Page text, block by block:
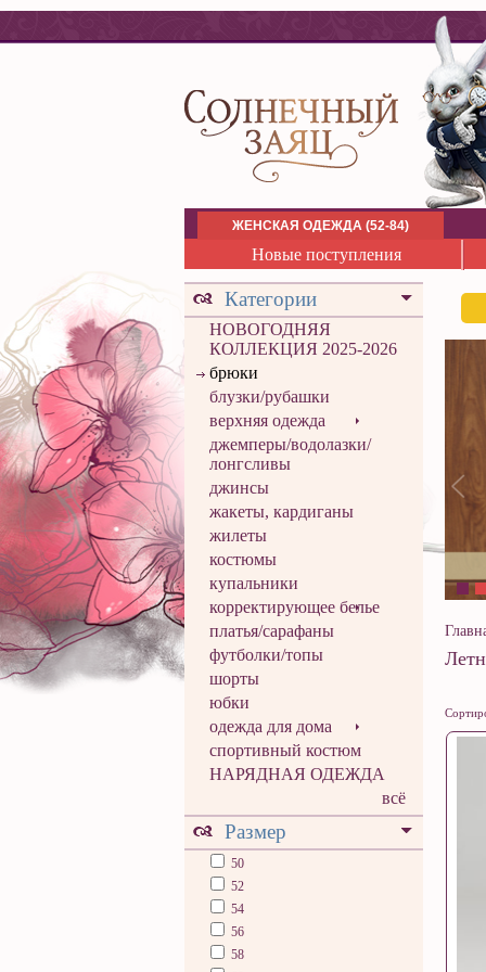
ЖЕНСКАЯ ОДЕЖДА (52-84)
Новые поступления
Категории
НОВОГОДНЯЯ
КОЛЛЕКЦИЯ 2025-2026
брюки
блузки/рубашки
верхняя одежда
джемперы/водолазки/
лонгсливы
джинсы
жакеты, кардиганы
жилеты
костюмы
купальники
корректирующее белье
платья/сарафаны
футболки/топы
шорты
юбки
одежда для дома
спортивный костюм
НАРЯДНАЯ ОДЕЖДА
всё
Размер
50
52
54
56
58